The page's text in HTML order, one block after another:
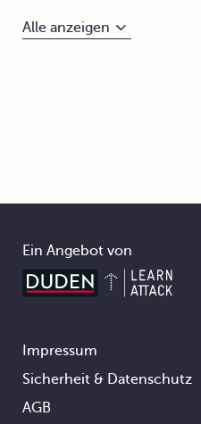
Alle anzeigen
Ein Angebot von
Footer
Impressum
Sicherheit & Datenschutz
AGB